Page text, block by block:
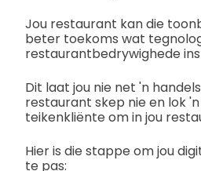
Jou restaurant kan die
beter toekoms wat
restaurantbedrywighede
Dit laat jou nie net 'n
restaurant skep nie en lok
teikenkliënte om in jou
Hier is die stappe om jou
te pas: